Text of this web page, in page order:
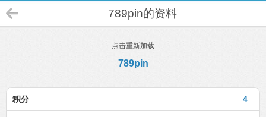
789pin的资料
点击重新加载
789pin
4
积分